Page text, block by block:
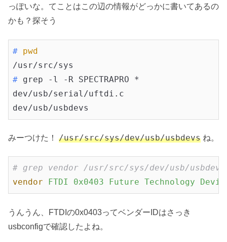
っぽいな。てことはこの辺の情報がどっかに書いてあるの
かも？探そう
# pwd
# grep -l -R SPECTRAPRO *
dev/usb/serial/uftdi.c
dev/usb/usbdevs
みーつけた！ /usr/src/sys/dev/usb/usbdevs ね。
# grep vendor /usr/src/sys/dev/usb/
vendor
FTDI 0x0403 Future Technology
うんうん、FTDIの0x0403ってベンダーIDはさっき
usbconfigで確認したよね。